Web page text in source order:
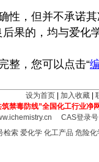
性，但并不承诺
果的，均与爱化
整，您可以点击“
设为首页 加入收藏
筑禁毒防线”全国化工行业净
CAS登录
检索 爱化学 化工产品 危险化